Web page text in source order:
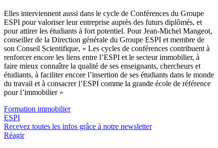
Elles interviennent aussi dans le cycle de Conférences du Groupe
ESPI pour valoriser leur entreprise auprès des futurs diplômés, et
pour attirer les étudiants à fort potentiel. Pour Jean-Michel Mangeot,
conseiller de la Direction générale du Groupe ESPI et membre de
son Conseil Scientifique, « Les cycles de conférences contribuent à
renforcer encore les liens entre l’ESPI et le secteur immobilier, à
faire mieux connaître la qualité de ses enseignants, chercheurs et
étudiants, à faciliter encore l’insertion de ses étudiants dans le monde
du travail et à consacrer l’ESPI comme la grande école de référence
pour l’immobilier »
Formation immobilier
ESPI
Recevez toutes les infos grâce à notre newsletter
Réagir